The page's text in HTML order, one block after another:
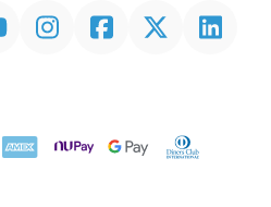
InstagramFacebookTwitter Linkedin
AMEX NuPay Google PayDiners Club